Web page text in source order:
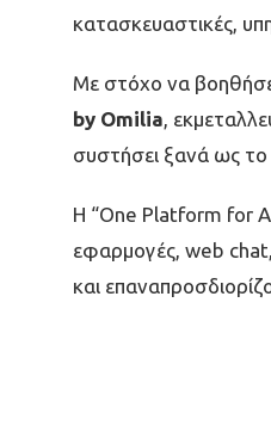
κατασκευαστικές,
Με στόχο να
by Omilia,
συστήσει ξανά ως το
Η “One Platform for
εφαρμογές, web chat,
και